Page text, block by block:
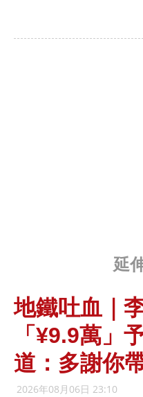
延
地鐵吐血｜
「¥9.9萬」
道：多謝你
2026年08月06日 23:10